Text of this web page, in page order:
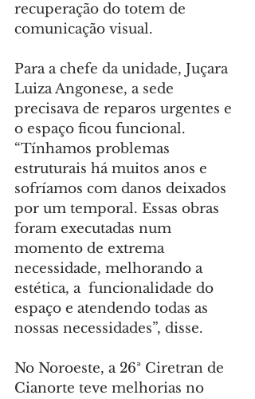
recuperação do totem de
comunicação visual.
Para a chefe da unidade, Juçara
Luiza Angonese, a sede
precisava de reparos urgentes e
o espaço ficou funcional.
“Tínhamos problemas
estruturais há muitos anos e
sofríamos com danos deixados
por um temporal. Essas obras
foram executadas num
momento de extrema
necessidade, melhorando a
estética, a  funcionalidade do
espaço e atendendo todas as
nossas necessidades”, disse.
No Noroeste, a 26ª Ciretran de
Cianorte teve melhorias no